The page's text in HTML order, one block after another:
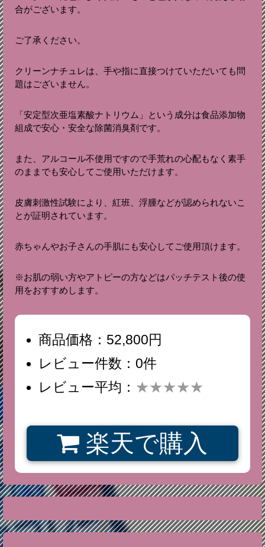
合がございます。
ご了承ください。
クリーンナチュレは、手や指に直接つけていただいても問
題はございません。
「安定型次亜塩素酸ナトリウム」という成分は食品添加物
組成で安心・安全な除菌消臭剤です。
また、アルコール不使用ですので手荒れの心配もなく素手
のままでも安心してご使用いただけます。
皮膚刺激性試験により、紅班、浮腫などが認められないこ
とが証明されています。
赤ちゃんやお子さんの手肌にも安心してご使用頂けます。
※お肌の弱い方やアトピーの方などはパッチテスト後の使
用をおすすめします。
商品価格：52,800円
レビュー件数：0件
レビュー平均： ★★★★★
楽天で購入